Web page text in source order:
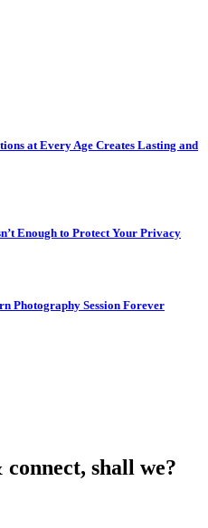
at Every Age Creates Lasting and
Enough to Protect Your Privacy
Photography Session Forever
shall we?